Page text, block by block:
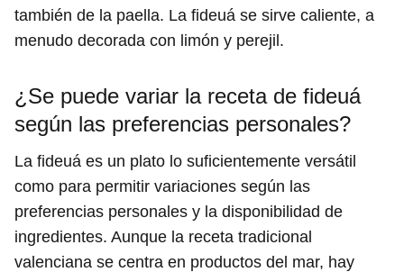
también de la paella. La fideuá se sirve caliente, a
menudo decorada con limón y perejil.
¿Se puede variar la receta de fideuá
según las preferencias personales?
La fideuá es un plato lo suficientemente versátil
como para permitir variaciones según las
preferencias personales y la disponibilidad de
ingredientes. Aunque la receta tradicional
valenciana se centra en productos del mar, hay